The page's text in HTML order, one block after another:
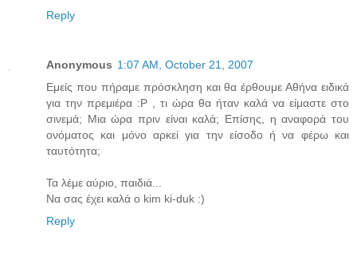
Reply
Anonymous 1:07 AM, October 21, 2007
Εμείς που πήραμε πρόσκληση και θα έρθουμε Αθήνα ειδικά
για την πρεμιέρα :P , τι ώρα θα ήταν καλά να είμαστε στο
σινεμά; Μια ώρα πριν είναι καλά; Επίσης, η αναφορά του
ονόματος και μόνο αρκεί για την είσοδο ή να φέρω και
ταυτότητα;
Τα λέμε αύριο, παιδιά...
Να σας έχει καλά ο kim ki-duk :)
Reply